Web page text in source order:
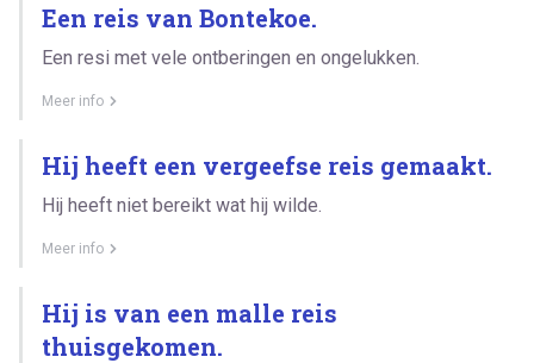
Een reis van Bontekoe.
Een resi met vele ontberingen en ongelukken.
Meer info
Hij heeft een vergeefse reis gemaakt.
Hij heeft niet bereikt wat hij wilde.
Meer info
Hij is van een malle reis
thuisgekomen.